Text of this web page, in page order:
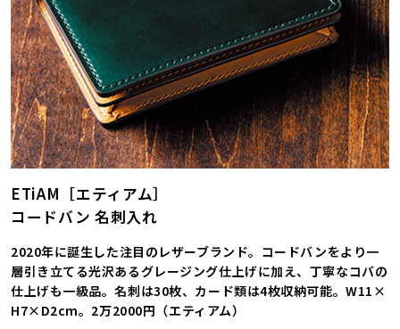
ETiAM［エティアム］
コードバン 名刺入れ
2020年に誕生した注目のレザーブランド。コードバンをより一
層引き立てる光沢あるグレージング仕上げに加え、丁寧なコバの
仕上げも一級品。名刺は30枚、カード類は4枚収納可能。W11×
H7×D2cm。2万2000円（エティアム）